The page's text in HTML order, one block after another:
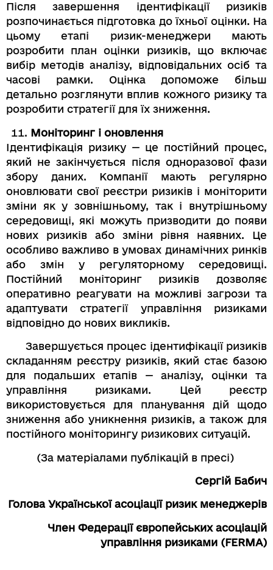
Після завершення ідентифікації ризиків
розпочинається підготовка до їхньої оцінки. На
цьому етапі ризик-менеджери мають
розробити план оцінки ризиків, що включає
вибір методів аналізу, відповідальних осіб та
часові рамки. Оцінка допоможе більш
детально розглянути вплив кожного ризику та
розробити стратегії для їх зниження.
Моніторинг і оновлення
Ідентифікація ризику — це постійний процес,
який не закінчується після одноразової фази
збору даних. Компанії мають регулярно
оновлювати свої реєстри ризиків і моніторити
зміни як у зовнішньому, так і внутрішньому
середовищі, які можуть призводити до появи
нових ризиків або зміни рівня наявних. Це
особливо важливо в умовах динамічних ринків
або змін у регуляторному середовищі.
Постійний моніторинг ризиків дозволяє
оперативно реагувати на можливі загрози та
адаптувати стратегії управління ризиками
відповідно до нових викликів.
Завершується процес ідентифікації ризиків
складанням реєстру ризиків, який стає базою
для подальших етапів — аналізу, оцінки та
управління ризиками. Цей реєстр
використовується для планування дій щодо
зниження або уникнення ризиків, а також для
постійного моніторингу ризикових ситуацій.
(За матеріалами публікацій в пресі)
Сергій Бабич
Голова Української асоціації ризик менеджерів
Член Федерації європейських асоціацій
управління ризиками (FERMA)